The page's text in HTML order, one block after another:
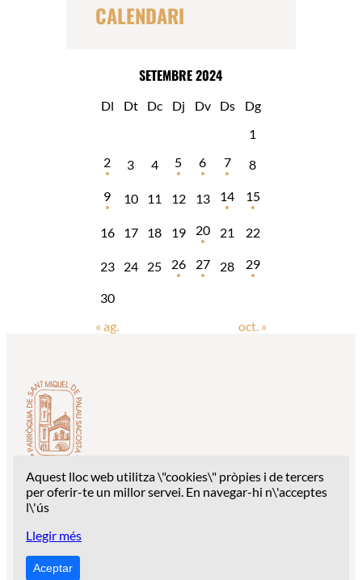
CALENDARI
SETEMBRE 2024
Dl Dt Dc Dj Dv Ds
Dg
1
2
3 4 5 6 7 8
9 10 11 12 13 14 15
16 17 18 19 20 21 22
23 24 25 26 27 28 29
30
« ag.
oct. »
Despatx parroquial: c/ Església Sant Miquel, 1 – 17003
Girona
Correu:palausacosta2020@gmail.com
Aquest lloc web utilitza \"cookies\" pròpies i de tercers
per oferir-te un millor servei. En navegar-hi n\'acceptes
l\'ús
Llegir més
Aceptar